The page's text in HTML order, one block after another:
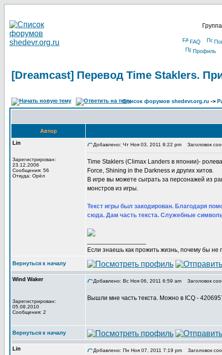
FAQ
Профиль
[Dreamcast] Перевод Time Staklers.
Список форумов shedevr.org.ru ->
Автор
Lin
Зарегистрирован:
23.12.2006
Сообщения: 56
Откуда: Орёл
Добавлено: Чт Ноя 03, 2011 8:22 pm Заголовок
Time Staklers (Climax Landers в японии)-
Force, Shining in the Darkness и других хитов.
В игре вы можете сыграть за персонажей из
монстров из игры.
Текст игры был закодирован. Благодаря
сюда. Дам часть текста. Служебные
Если знаешь как прожить жизнь, почему бы не
Вернуться к началу
Wind Waker
Зарегистрирован:
05.08.2010
Сообщения: 2
Добавлено: Вс Ноя 06, 2011 6:59 am Заголовок
Вышли мне часть текста. Можно в ICQ -
Вернуться к началу
Lin Добавлено: Пн Ноя 07, 2011 7:19 pm Заголовок